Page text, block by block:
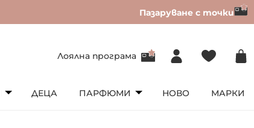
Пазаруване с точки
Лоялна програма
ДЕЦА ПАРФЮМИ НОВО МАРКИ